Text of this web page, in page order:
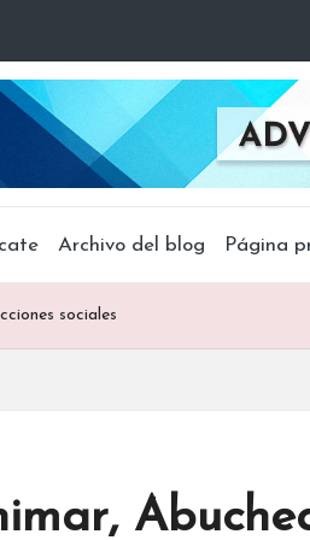
Archivo del blog Página
sociales